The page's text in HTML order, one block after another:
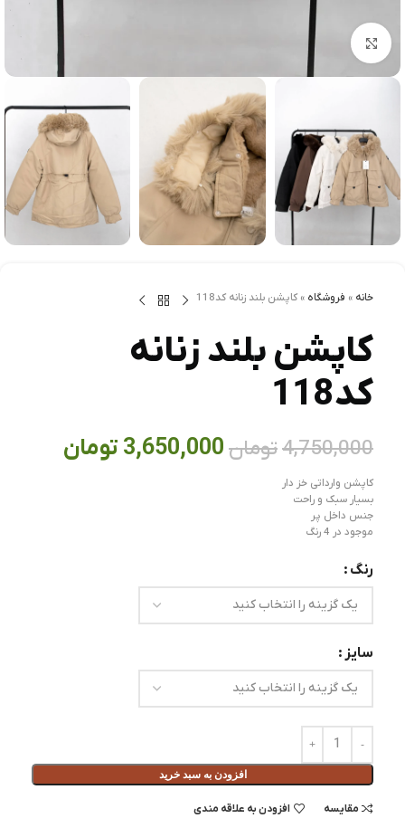
برای بزرگنمایی کلیک کنید
خانه » فروشگاه » کاپشن بلند زنانه کد118
کاپشن بلند زنانه
کد118
4,750,000تومان 3,650,000 تومان
کاپشن وارداتی خز دار
بسیار سبک و راحت
جنس داخل پر
موجود در 4 رنگ
رنگ
سایز
افزودن به سبد خرید
مقايسه افزودن به علاقه مندی